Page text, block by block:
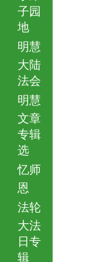
子园
地
明慧
大陆
法会
明慧
文章
专辑
选
忆师
恩
法轮
大法
日专
辑